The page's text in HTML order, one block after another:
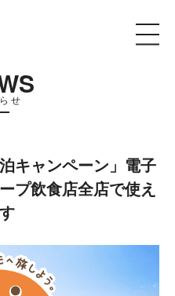
せ
キャンペーン」電子
プ飲食店全店で使え